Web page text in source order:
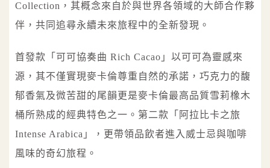
Collection，其概念來自於與世界各領域的大師合作夥
伴，共同追尋永續未來旅程中的全新發現。
首發款「可可協奏曲 Rich Cacao」以可可為靈感來
源，其不僅實現麥卡倫尊重自然的承諾，巧克力的馥
郁香氣及微苦甜的尾韻更是麥卡倫最高品質雪莉橡木
桶所熟成的經典特色之一。第二款「阿拉比卡之旅
Intense Arabica」，更帶領品飲者進入威士忌與咖啡
風味的奇幻旅程。